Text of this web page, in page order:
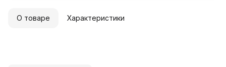
О товаре Характеристики